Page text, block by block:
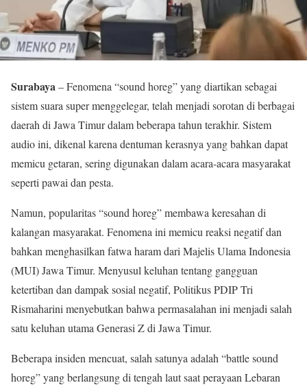
Surabaya– Fenomena “sound horeg” yang diartikan sebagai
sistem suara super menggelegar, telah menjadi sorotan di berbagai
daerah di Jawa Timur dalam beberapa tahun terakhir. Sistem
audio ini, dikenal karena dentuman kerasnya yang bahkan dapat
memicu getaran, sering digunakan dalam acara-acara masyarakat
seperti pawai dan pesta.
Namun, popularitas “sound horeg” membawa keresahan di
kalangan masyarakat. Fenomena ini memicu reaksi negatif dan
bahkan menghasilkan fatwa haram dari Majelis Ulama Indonesia
(MUI) Jawa Timur. Menyusul keluhan tentang gangguan
ketertiban dan dampak sosial negatif, Politikus PDIP Tri
Rismaharini menyebutkan bahwa permasalahan ini menjadi salah
satu keluhan utama Generasi Z di Jawa Timur.
Beberapa insiden mencuat, salah satunya adalah “battle sound
horeg” yang berlangsung di tengah laut saat perayaan Lebaran